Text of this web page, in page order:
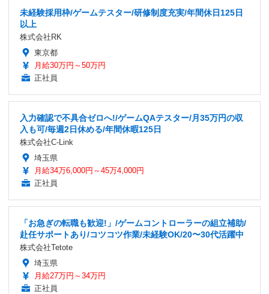
未経験採用枠/ゲームテスター/研修制度充実/年間休日125日
以上
株式会社RK
東京都
月給30万円～50万円
正社員
入力確認で不具合ゼロへ!/ゲームQAテスター/月35万円の収
入も可/毎週2日休める/年間休暇125日
株式会社C-Link
埼玉県
月給34万6,000円～45万4,000円
正社員
「お急ぎの転職も歓迎!」/ゲームコントローラーの組立補助/
赴任サポートあり/コツコツ作業/未経験OK/20〜30代活躍中
株式会社Tetote
埼玉県
月給27万円～34万円
正社員